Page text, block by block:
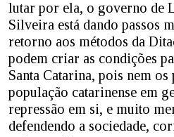
lutar por ela, o governo de
Silveira está dando passos
retorno aos métodos da
podem criar as condições
Santa Catarina, pois nem os
população catarinense em
repressão em si, e muito
defendendo a sociedade,